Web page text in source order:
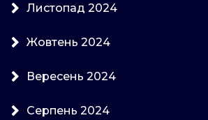
Листопад 2024
Жовтень 2024
Вересень 2024
Серпень 2024